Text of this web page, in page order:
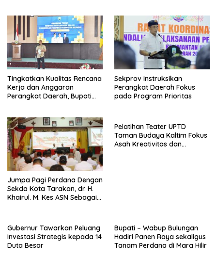
Tingkatkan Kualitas Rencana
Kerja dan Anggaran
Perangkat Daerah, Bupati
Sekprov Instruksikan
Perangkat Daerah Fokus
pada Program Prioritas
Jumpa Pagi Perdana Dengan
Sekda Kota Tarakan, dr. H.
Khairul. M. Kes ASN Sebagai
Pelatihan Teater UPTD
Taman Budaya Kaltim Fokus
Asah Kreativitas dan
Gubernur Tawarkan Peluang
Investasi Strategis kepada 14
Duta Besar
Bupati – Wabup Bulungan
Hadiri Panen Raya sekaligus
Tanam Perdana di Mara Hilir